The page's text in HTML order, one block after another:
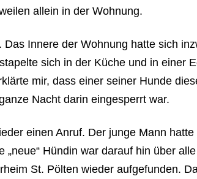
allein in der Wohnung.
Innere der Wohnung hatte sich
sich in der Küche und in einer
mir, dass einer seiner Hunde
Nacht darin eingesperrt war.
einen Anruf. Der junge Mann
Hündin war darauf hin über
St. Pölten wieder aufgefunden.